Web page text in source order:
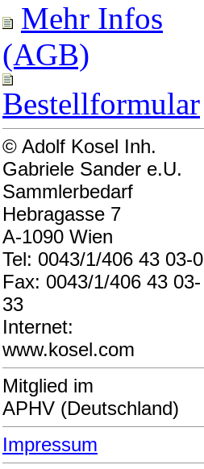
Mehr Infos
(AGB)
Bestellformular
© Adolf Kosel Inh.
Gabriele Sander e.U.
Sammlerbedarf
Hebragasse 7
A-1090 Wien
Tel: 0043/1/406 43 03-0
Fax: 0043/1/406 43 03-
33
Internet:
www.kosel.com
Mitglied im
APHV (Deutschland)
Impressum